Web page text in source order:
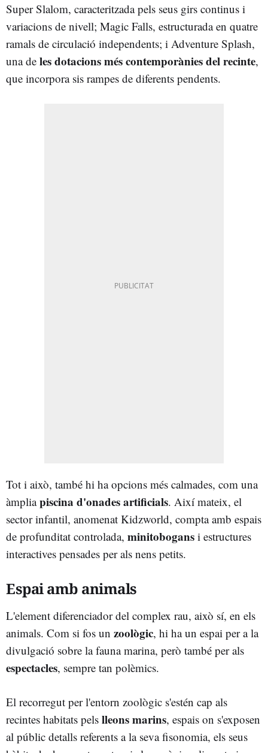
Super Slalom, caracteritzada pels seus girs continus i
variacions de nivell; Magic Falls, estructurada en quatre
ramals de circulació independents; i Adventure Splash,
una de les dotacions més contemporànies del recinte,
que incorpora sis rampes de diferents pendents.
Tot i això, també hi ha opcions més calmades, com una
àmpliapiscina d'onades artificials. Així mateix, el
sector infantil, anomenat Kidzworld, compta amb espais
de profunditat controlada, minitobogans i estructures
interactives pensades per als nens petits.
Espai amb animals
L'element diferenciador del complex rau, això sí, en els
animals. Com si fos un zoològic, hi ha un espai per a la
divulgació sobre la fauna marina, però també per als
espectacles, sempre tan polèmics.
El recorregut per l'entorn zoològic s'estén cap als
recintes habitats pels lleons marins, espais on s'exposen
al públic detalls referents a la seva fisonomia, els seus